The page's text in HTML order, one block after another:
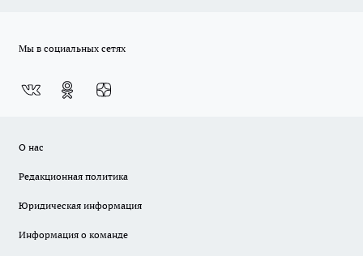
Мы в социальных сетях
О нас
Редакционная политика
Юридическая информация
Информация о команде